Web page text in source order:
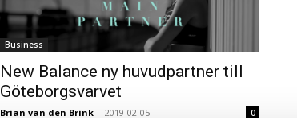
Business
New Balance ny huvudpartner till
Göteborgsvarvet
Brian van den Brink - 2019-02-05 0